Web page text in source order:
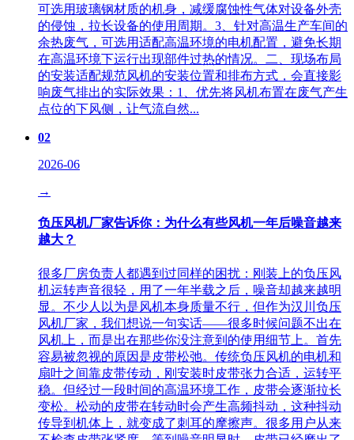
可选用玻璃钢材质的机身，减缓腐蚀性气体对设备外壳
的侵蚀，拉长设备的使用周期。3、针对高温生产车间的
余热废气，可选用适配高温环境的电机配置，避免长期
在高温环境下运行出现部件过热的情况。二、现场布局
的安装适配规范风机的安装位置和排布方式，会直接影
响废气排出的实际效果：1、优先将风机布置在废气产生
点位的下风侧，让气流自然...
02
2026-06
→
负压风机厂家告诉你：为什么有些风机一年后噪音越来
越大？
很多厂房负责人都遇到过同样的困扰：刚装上的负压风
机运转声音很轻，用了一年半载之后，噪音却越来越明
显。不少人以为是风机本身质量不行，但作为汉川负压
风机厂家，我们想说一句实话——很多时候问题不出在
风机上，而是出在那些你没注意到的使用细节上。首先
容易被忽视的原因是皮带松弛。传统负压风机的电机和
扇叶之间靠皮带传动，刚安装时皮带张力合适，运转平
稳。但经过一段时间的高温环境工作，皮带会逐渐拉长
变松。松动的皮带在转动时会产生高频抖动，这种抖动
传导到机体上，就变成了刺耳的摩擦声。很多用户从来